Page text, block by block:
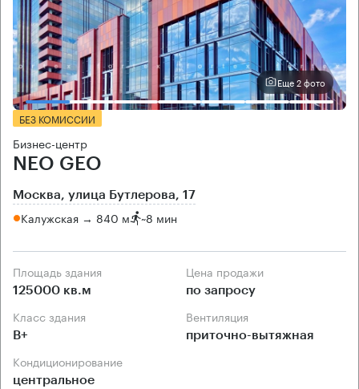
Еще 2 фото
БЕЗ КОМИССИИ
Бизнес-центр
NEO GEO
Москва, улица Бутлерова, 17
Калужская → 840 м ~8 мин
Площадь здания
125000 кв.м
Цена продажи
по запросу
Класс здания
B+
Вентиляция
приточно-вытяжная
Кондиционирование
центральное